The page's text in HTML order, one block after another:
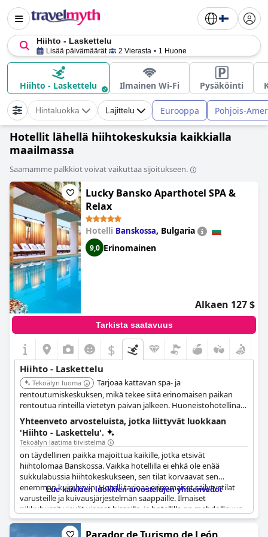
Hiihto - Laskettelu
Lisää päivämäärät 2 Vierasta 1 Huone
Hiihto - Laskettelu Ilmainen Wi-Fi Pysäköinti
Hintaluokka Lajittelu Eurooppa Pohjois-
Hotellit lähellä hiihtokeskuksia kaikkialla
maailmassa
Saamamme palkkiot voivat vaikuttaa sijoitukseen.
Lucky Bansko Aparthotel SPA &
Relax
Hotelli Banskossa, Bulgaria
9,0 Erinomainen
Alkaen 127 $
Tarkista saatavuus
$
Hiihto - Laskettelu
Tekoälyn luoma
Tarjoaa kattavan spa- ja
rentoutumiskeskuksen, mikä tekee siitä erinomaisen paikan
rentoutua rinteillä vietetyn päivän jälkeen. Huoneistohotellina
se tarjoaa enemmän tilaa ja mukavuuksia kuin tavallinen
hotellihuone, sopien perheille ja pidempiin oleskeluihin.
Yhteenveto arvosteluista, jotka liittyvät luokkaan
'Hiihto - Laskettelu'.
Tekoälyn laatima tiivistelmä
on täydellinen paikka majoittua kaikille, jotka etsivät
hiihtolomaa Banskossa. Vaikka hotellilla ei ehkä ole enää
sukkulabussia hiihtokeskukseen, sen tilat korvaavat sen
enemmän kuin hyvin. Hotelli tarjoaa erinomaiset säilytystilat
varusteille ja kuivausjärjestelmän saappaille. Ilmaiset
pikkubussit vievät vieraat hisseille, ja hotellilla on mahdollisuus
sukkulakuljetuksiin hiihtokeskukseen puolen tunnin/tunnin
välein. Bansko on ehdoton kohde kaikille, jotka rakastavat
Lue kaikkien luokkien arvostelujen yhteenvedot